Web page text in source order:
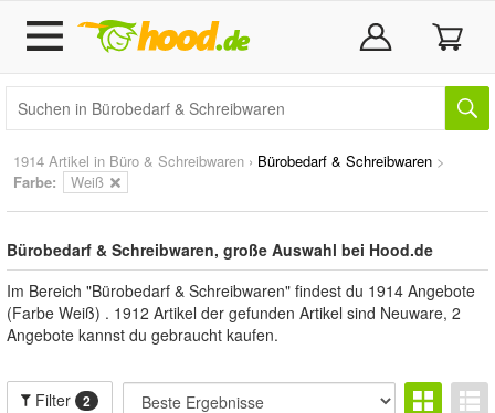
1914 Artikel in Büro & Schreibwaren › Bürobedarf & Schreibwaren >
Farbe:
Weiß
Bürobedarf & Schreibwaren, große Auswahl bei Hood.de
Im Bereich "Bürobedarf & Schreibwaren" findest du 1914 Angebote
(Farbe Weiß) . 1912 Artikel der gefunden Artikel sind Neuware, 2
Angebote kannst du gebraucht kaufen.
Filter 2